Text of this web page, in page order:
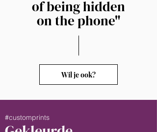
of being hidden
on the phone"
Wil je ook?
#customprints